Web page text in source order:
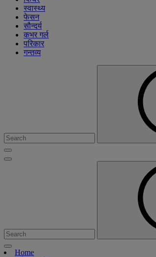
स्वास्थ्य
फेसन
सौन्दर्य
कभर गर्ल
परिकार
गन्तव्य
Home